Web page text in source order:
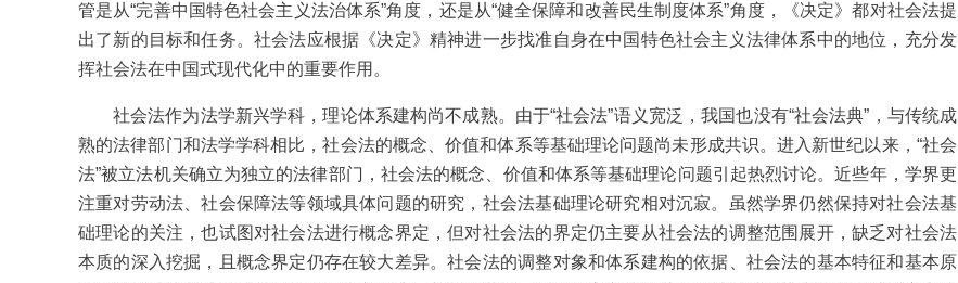
管是从“完善中国特色社会主义法治体系”角度，还是从“健全保障和改善民生制度体系”角度，《决定》都对社会法提
出了新的目标和任务。社会法应根据《决定》精神进一步找准自身在中国特色社会主义法律体系中的地位，充分发
挥社会法在中国式现代化中的重要作用。
社会法作为法学新兴学科，理论体系建构尚不成熟。由于“社会法”语义宽泛，我国也没有“社会法典”，与传统成
熟的法律部门和法学学科相比，社会法的概念、价值和体系等基础理论问题尚未形成共识。进入新世纪以来，“社会
法”被立法机关确立为独立的法律部门，社会法的概念、价值和体系等基础理论问题引起热烈讨论。近些年，学界更
注重对劳动法、社会保障法等领域具体问题的研究，社会法基础理论研究相对沉寂。虽然学界仍然保持对社会法基
础理论的关注，也试图对社会法进行概念界定，但对社会法的界定仍主要从社会法的调整范围展开，缺乏对社会法
本质的深入挖掘，且概念界定仍存在较大差异。社会法的调整对象和体系建构的依据、社会法的基本特征和基本原